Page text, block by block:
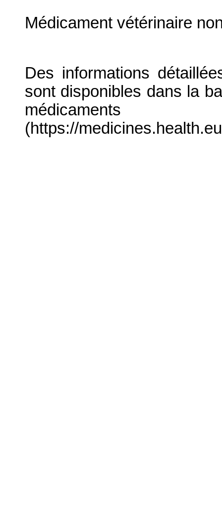
Médicament vétérinaire
Des informations
sont disponibles dans la
médicaments
(https://